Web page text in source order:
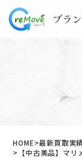
HOME
最新買取実績
【中古美品】マ